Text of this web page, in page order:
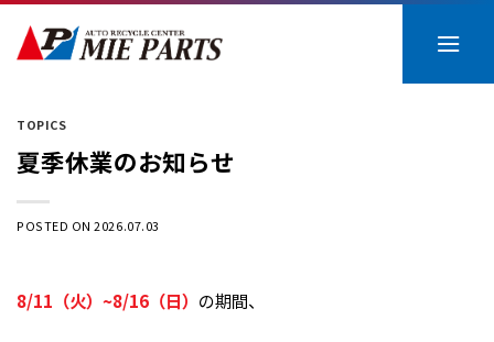
TOPICS
夏季休業のお知らせ
POSTED ON2026.07.03
8/11（火）~8/16（日） の期間、